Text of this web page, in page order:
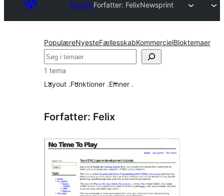
TemaerForfatter: FelixNewsprint
PopulæreNyesteFællesskabKommercielBloktemaer
Søg
1 tema
Layout .Funktioner .Emner .
Forfatter: Felix